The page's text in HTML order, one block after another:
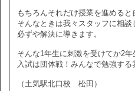
もちろんそれだけ授業を進めると
そんなときは我々スタッフに相談
必ずや解決に導きます。
そんな1年生に刺激を受けてか2
入試は団体戦！みんなで勉強する
（土気駅北口校 松田）